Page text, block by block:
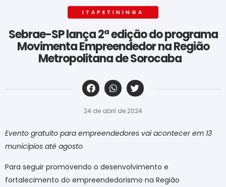
ITAPETININGA
Sebrae-SP lança 2ª edição do programa
Movimenta Empreendedor na Região
Metropolitana de Sorocaba
‎ ‎ ‎ ‎ ‎ ‎ ‎ ‎ ‎ ‎ ‎ ‎ ‎ ‎ ‎ ‎ ‎ ‎ ‎ ‎ ‎ ‎ ‎ ‎ ‎ ‎ ‎ ‎ ‎ ‎ ‎
24 de abril de 2024
Evento gratuito para empreendedores vai acontecer em 13
municípios até agosto
Para seguir promovendo o desenvolvimento e
fortalecimento do empreendedorismo na Região